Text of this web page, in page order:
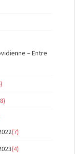
– Entre
(7)
(4)